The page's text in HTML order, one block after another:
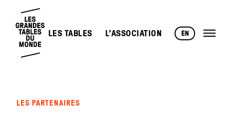
LES TABLES L’ASSOCIATION EN
LES PARTENAIRES